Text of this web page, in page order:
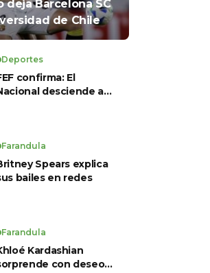
deja Barcelona SC
de Chile
Deportes
confirma: El
desciende a
para LigaPro
Farandula
Spears explica
bailes en redes
Farandula
Kardashian
con deseo